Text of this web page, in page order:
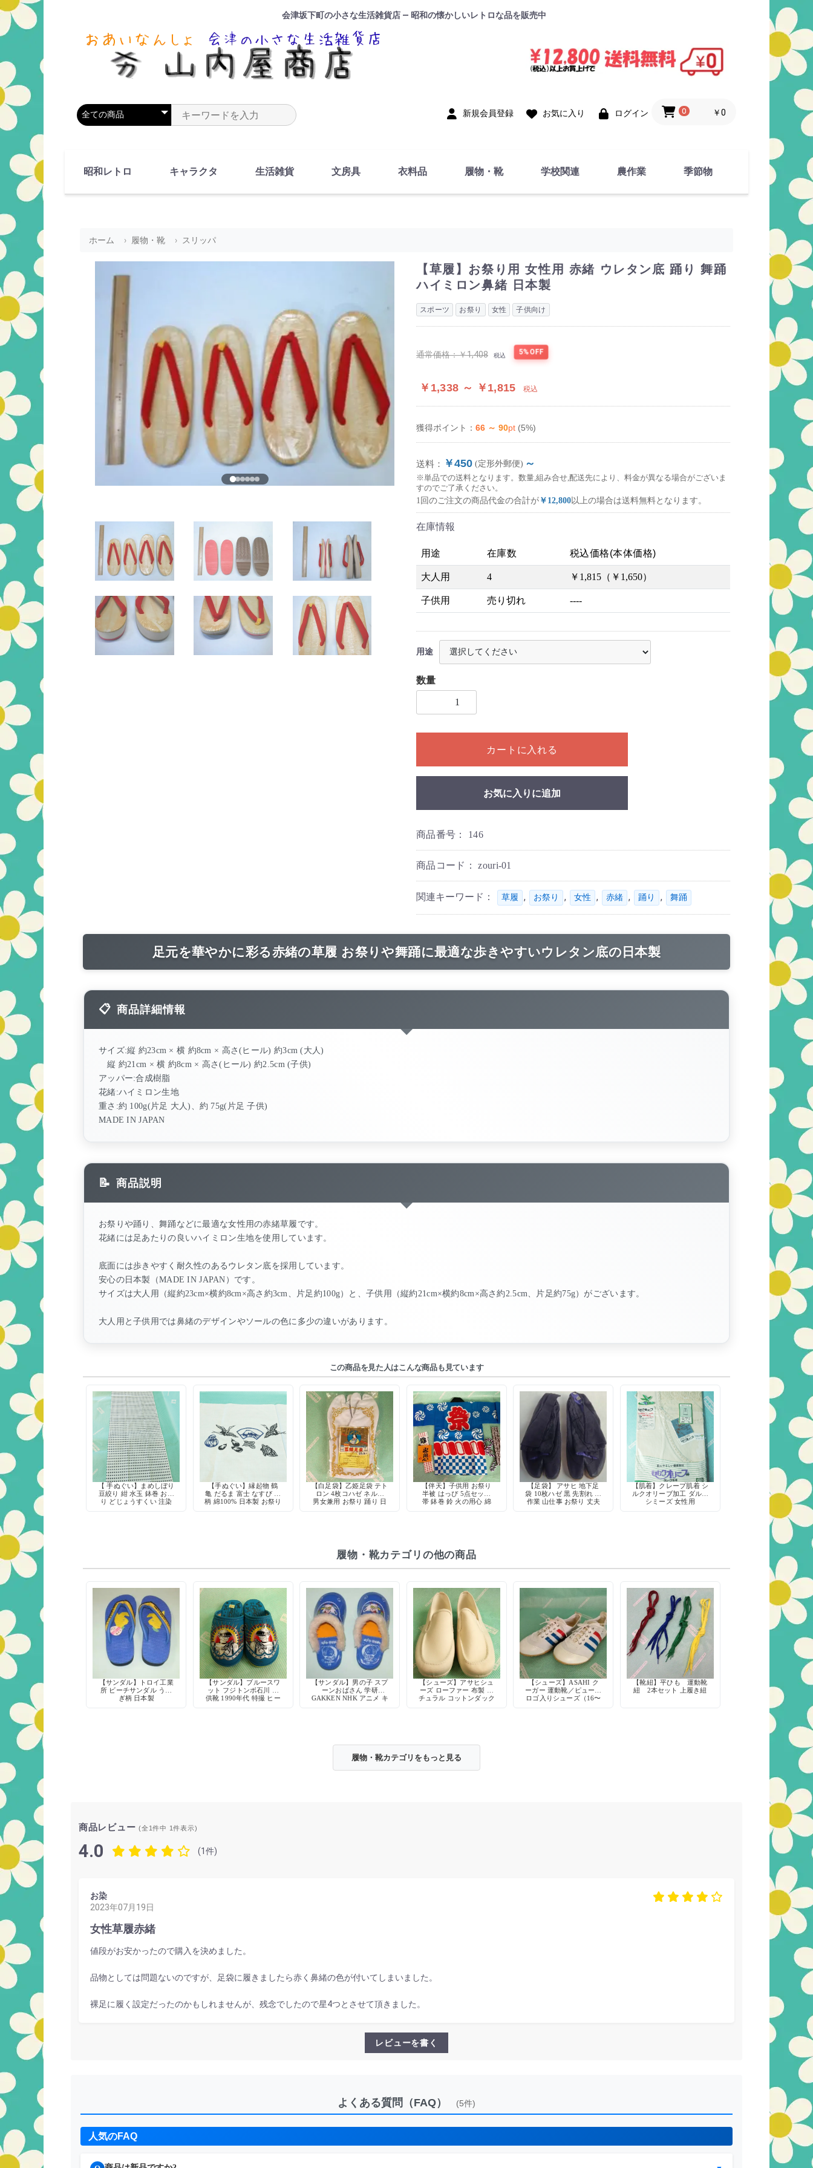
会津坂下町の小さな生活雑貨店 — 昭和の懐かしいレトロな品を販売中
商品カテゴリを選択 商品名やキーワードを入力 新規会員登録 お気に入り ログイン 0 ￥0
昭和レトロ キャラクタ 生活雑貨 文房具 衣料品 履物・靴 学校関連 農作業 季節物
ホーム 履物・靴 スリッパ
【草履】お祭り用 女性用 赤緒 ウレタン底 踊り 舞踊
ハイミロン鼻緒 日本製
スポーツ お祭り 女性 子供向け
通常価格：￥1,408 税込 5%OFF
￥1,338 ～ ￥1,815 税込
獲得ポイント： 66 ～ 90pt (5%)
送料： ￥450 (定形外郵便) ～
※単品での送料となります。数量,組み合せ,配送先により、料金が異なる場合がございま
すのでご了承ください。
1回のご注文の商品代金の合計が ￥12,800以上の場合は送料無料となります。
在庫情報
用途 在庫数 税込価格(本体価格)
大人用 4 ￥1,815（￥1,650）
子供用 売り切れ ----
用途
数量
1個以上の数量を入力してください
カートに入れる
お気に入りに追加
商品番号： 146
商品コード：zouri-01
関連キーワード： 草履 , お祭り , 女性 , 赤緒 , 踊り , 舞踊
足元を華やかに彩る赤緒の草履 お祭りや舞踊に最適な歩きやすいウレタン底の日本製
商品詳細情報
サイズ:縦 約23cm × 横 約8cm × 高さ(ヒール) 約3cm (大人)
縦 約21cm × 横 約8cm × 高さ(ヒール) 約2.5cm (子供)
アッパー:合成樹脂
花緒:ハイミロン生地
重さ:約 100g(片足 大人)、約 75g(片足 子供)
MADE IN JAPAN
商品説明
お祭りや踊り、舞踊などに最適な女性用の赤緒草履です。
花緒には足あたりの良いハイミロン生地を使用しています。
底面には歩きやすく耐久性のあるウレタン底を採用しています。
安心の日本製（MADE IN JAPAN）です。
サイズは大人用（縦約23cm×横約8cm×高さ約3cm、片足約100g）と、子供用（縦約21cm×横約8cm×高さ約2.5cm、片足約75g）がございます。
大人用と子供用では鼻緒のデザインやソールの色に多少の違いがあります。
この商品を見た人はこんな商品も見ています
【 手ぬぐい】まめしぼり
豆絞り 紺 水玉 鉢巻 お祭
り どじょうすくい 注染
【手ぬぐい】縁起物 鶴
亀 だるま 富士 なすび 和
柄 綿100% 日本製 お祭り
【白足袋】乙姫足袋 テト
ロン 4枚コハゼ ネル裏
男女兼用 お祭り 踊り 日
【伴天】子供用 お祭り
半被 はっぴ 5点セット
帯 鉢巻 鈴 火の用心 綿
【足袋】 アサヒ 地下足
袋 10枚ハゼ 黒 先割れ 農
作業 山仕事 お祭り 丈夫
【肌着】クレープ肌着 シ
ルクオリーブ加工 ダルマ
シミーズ 女性用
履物・靴カテゴリの他の商品
【サンダル】トロイ工業
所 ビーチサンダル うさ
ぎ柄 日本製
【サンダル】ブルースワ
ット フジトンボ石川 子
供靴 1990年代 特撮 ヒー
【サンダル】男の子 スプ
ーンおばさん 学研
GAKKEN NHK アニメ キ
【シューズ】アサヒシュ
ーズ ローファー 布製 ナ
チュラル コットンダック
【シューズ】ASAHI ク
ーガー 運動靴／ピューマ
ロゴ入りシューズ（16〜
【靴紐】平ひも 運動靴
紐 2本セット 上履き紐
履物・靴カテゴリをもっと見る
商品レビュー(全1件中 1件表示)
4.0 (1件)
お染
2023年07月19日
女性草履赤緒
値段がお安かったので購入を決めました。
品物としては問題ないのですが、足袋に履きましたら赤く鼻緒の色が付いてしまいました。
裸足に履く設定だったのかもしれませんが、残念でしたので星4つとさせて頂きました。
レビューを書く
よくある質問（FAQ） (5件)
人気のFAQ